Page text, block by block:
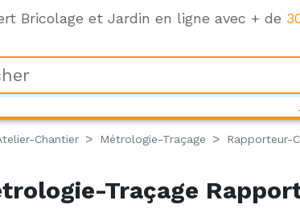
Bricolage et Jardin en ligne avec + de
Chantier Métrologie-Traçage Rapporteur-
Traçage